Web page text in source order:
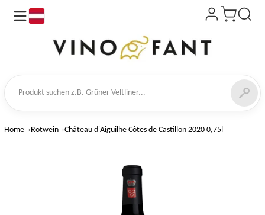
suchen
Home Rotwein Château d'Aiguilhe Côtes de Castillon 2020 0,75l